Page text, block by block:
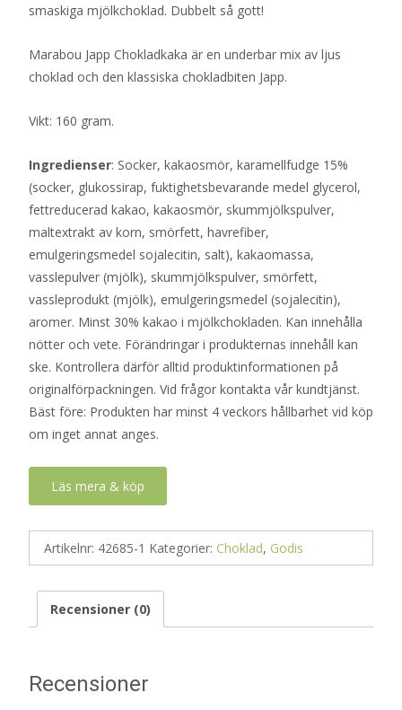
smaskiga mjölkchoklad. Dubbelt så gott!
Marabou Japp Chokladkaka är en underbar mix av ljus
choklad och den klassiska chokladbiten Japp.
Vikt: 160 gram.
Ingredienser: Socker, kakaosmör, karamellfudge 15%
(socker, glukossirap, fuktighetsbevarande medel glycerol,
fettreducerad kakao, kakaosmör, skummjölkspulver,
maltextrakt av korn, smörfett, havrefiber,
emulgeringsmedel sojalecitin, salt), kakaomassa,
vasslepulver (mjölk), skummjölkspulver, smörfett,
vassleprodukt (mjölk), emulgeringsmedel (sojalecitin),
aromer. Minst 30% kakao i mjölkchokladen. Kan innehålla
nötter och vete. Förändringar i produkternas innehåll kan
ske. Kontrollera därför alltid produktinformationen på
originalförpackningen. Vid frågor kontakta vår kundtjänst.
Bäst före: Produkten har minst 4 veckors hållbarhet vid köp
om inget annat anges.
Läs mera & köp
Artikelnr: 42685-1 Kategorier: Choklad, Godis
Recensioner (0)
Recensioner